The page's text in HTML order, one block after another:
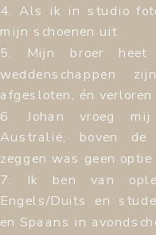
4. Als ik in studio
mijn schoenen uit
5. Mijn broer heet
weddenschappen
afgesloten, én verloren
6. Johan vroeg
Australië, boven de
zeggen was geen optie
7. Ik ben van
Engels/Duits en
en Spaans in